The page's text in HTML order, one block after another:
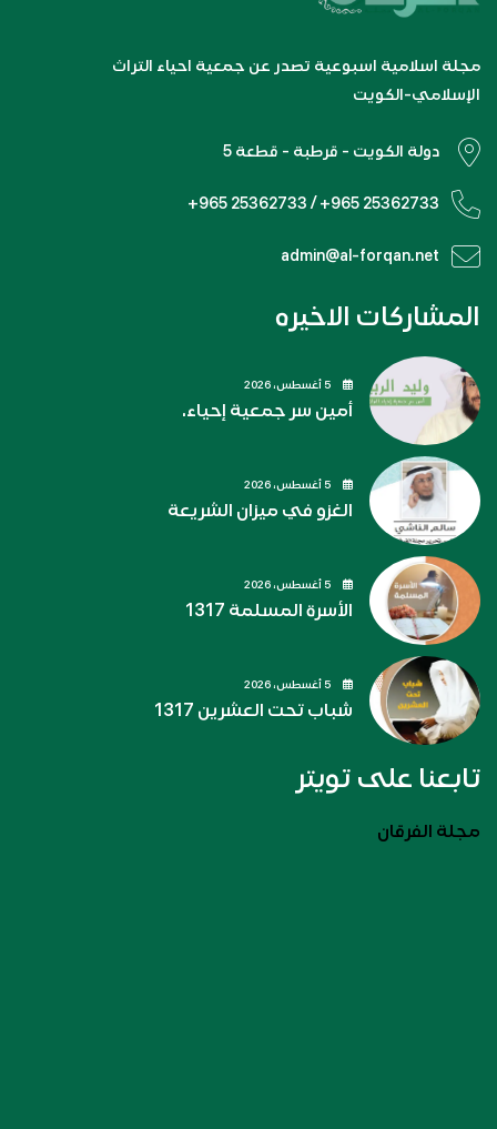
مجلة اسلامية اسبوعية تصدر عن جمعية احياء التراث
الإسلامي-الكويت
دولة الكويت - قرطبة - قطعة 5
+965 25362733 / +965 25362733
admin@al-forqan.net
المشاركات الاخيره
أمين سر جمعية إحياء.
الغزو في ميزان الشريعة
الأسرة المسلمة 1317
شباب تحت العشرين 1317
تابعنا على تويتر
مجلة الفرقان